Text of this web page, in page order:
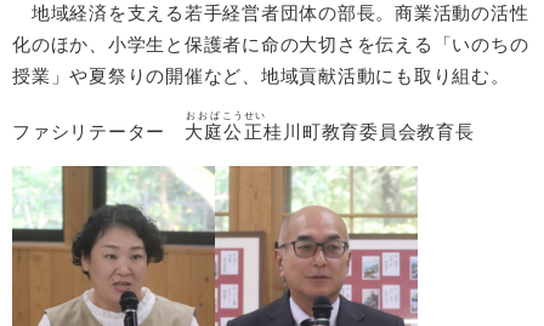
地域経済を支える若手経営者団体の部長。商業活動の活性
化のほか、小学生と保護者に命の大切さを伝える「いのちの
授業」や夏祭りの開催など、地域貢献活動にも取り組む。
ファシリテーター 大庭
おおば
公正
こうせい
桂川町教育委員会教育長